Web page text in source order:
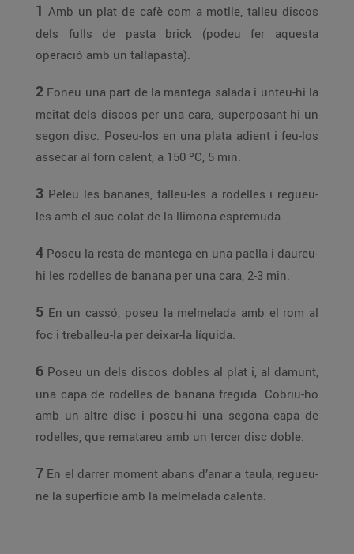
1 Amb un plat de cafè com a motlle, talleu discos
dels fulls de pasta brick (podeu fer aquesta
operació amb un tallapasta).
2 Foneu una part de la mantega salada i unteu-hi la
meitat dels discos per una cara, superposant-hi un
segon disc. Poseu-los en una plata adient i feu-los
assecar al forn calent, a 150 ºC, 5 min.
3 Peleu les bananes, talleu-les a rodelles i regueu-
les amb el suc colat de la llimona espremuda.
4 Poseu la resta de mantega en una paella i daureu-
hi les rodelles de banana per una cara, 2-3 min.
5 En un cassó, poseu la melmelada amb el rom al
foc i treballeu-la per deixar-la líquida.
6 Poseu un dels discos dobles al plat i, al damunt,
una capa de rodelles de banana fregida. Cobriu-ho
amb un altre disc i poseu-hi una segona capa de
rodelles, que rematareu amb un tercer disc doble.
7 En el darrer moment abans d’anar a taula, regueu-
ne la superfície amb la melmelada calenta.